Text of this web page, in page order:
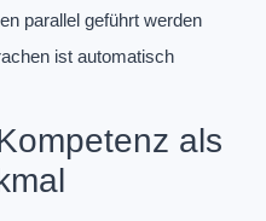
parallel geführt werden
ist automatisch
als